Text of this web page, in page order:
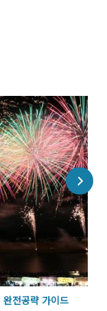
완전공략 가이드